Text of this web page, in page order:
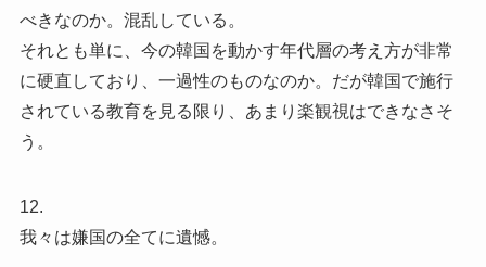
べきなのか。混乱している。
それとも単に、今の韓国を動かす年代層の考え方が非常
に硬直しており、一過性のものなのか。だが韓国で施行
されている教育を見る限り、あまり楽観視はできなさそ
う。
12.
我々は嫌国の全てに遺憾。